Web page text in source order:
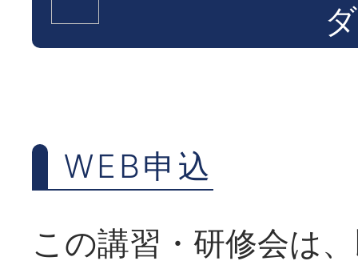
WEB申込
この講習・研修会は